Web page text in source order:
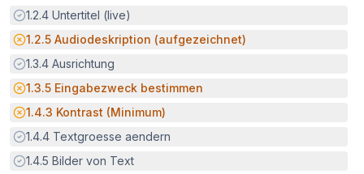
Erfüllt:
1.2.4 Untertitel (live)
Potenzielle Barriere:
1.2.5 Audiodeskription (aufgezeichnet)
Erfüllt:
1.3.4 Ausrichtung
Potenzielle Barriere:
1.3.5 Eingabezweck bestimmen
Potenzielle Barriere:
1.4.3 Kontrast (Minimum)
Erfüllt:
1.4.4 Textgroesse aendern
Erfüllt:
1.4.5 Bilder von Text